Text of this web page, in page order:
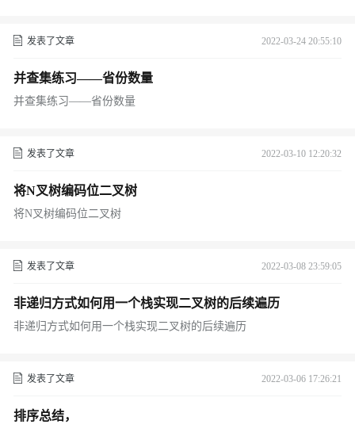
发表了文章 2022-03-24 20:55:10
并查集练习——省份数量
并查集练习——省份数量
发表了文章 2022-03-10 12:20:32
将N叉树编码位二叉树
将N叉树编码位二叉树
发表了文章 2022-03-08 23:59:05
非递归方式如何用一个栈实现二叉树的后续遍历
非递归方式如何用一个栈实现二叉树的后续遍历
发表了文章 2022-03-06 17:26:21
排序总结，